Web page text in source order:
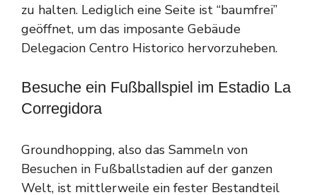
zu halten. Lediglich eine Seite ist “baumfrei”
geöffnet, um das imposante Gebäude
Delegacion Centro Historico hervorzuheben.
Besuche ein Fußballspiel im Estadio La
Corregidora
Groundhopping, also das Sammeln von
Besuchen in Fußballstadien auf der ganzen
Welt, ist mittlerweile ein fester Bestandteil